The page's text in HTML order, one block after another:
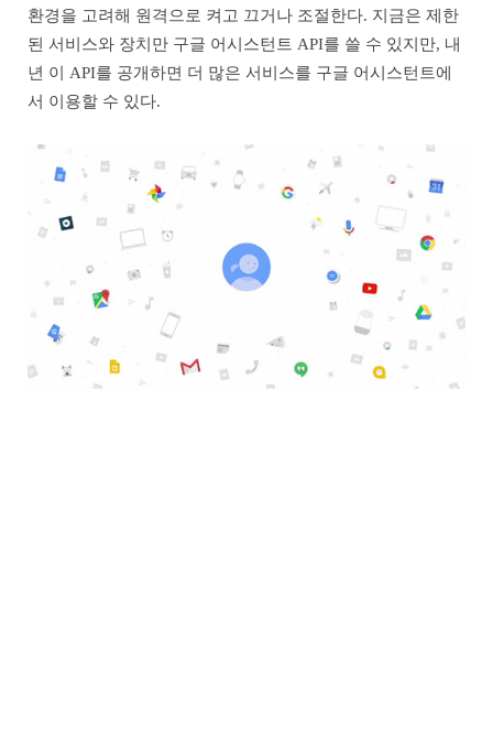
환경을 고려해 원격으로 켜고 끄거나 조절한다. 지금은 제한
된 서비스와 장치만 구글 어시스턴트 API를 쓸 수 있지만, 내
년 이 API를 공개하면 더 많은 서비스를 구글 어시스턴트에
서 이용할 수 있다.